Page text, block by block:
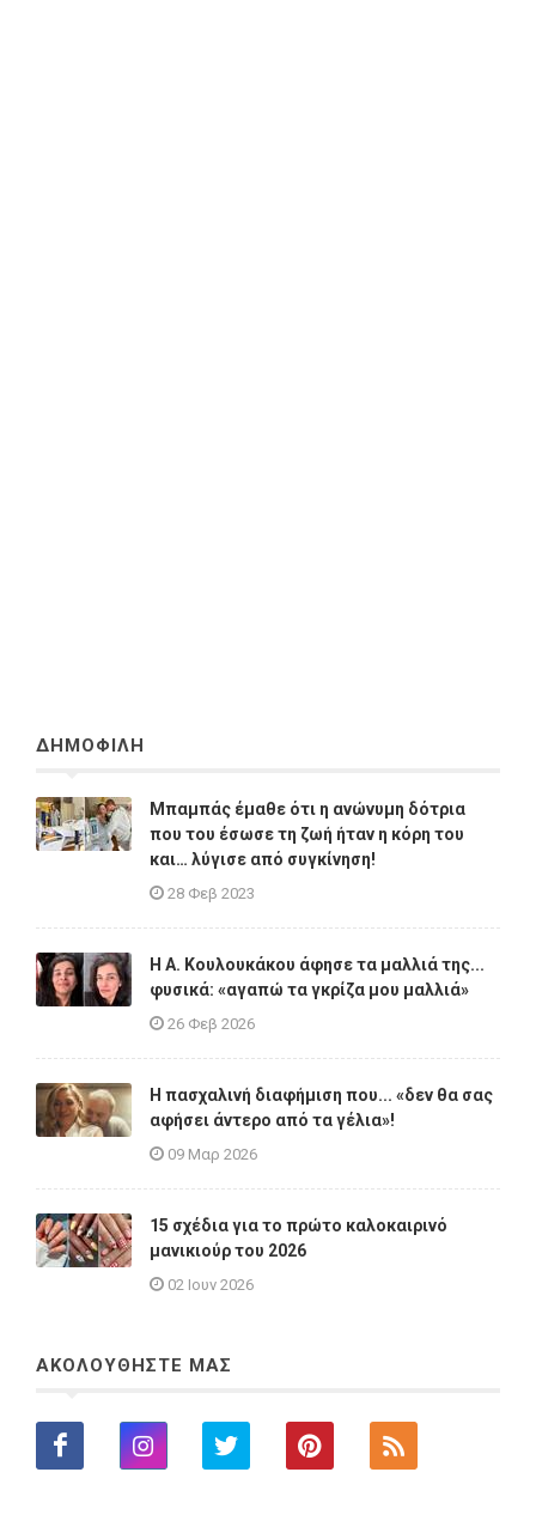
ΔΗΜΟΦΙΛΗ
Μπαμπάς έμαθε ότι η ανώνυμη δότρια
που του έσωσε τη ζωή ήταν η κόρη του
και… λύγισε από συγκίνηση!
28 Φεβ 2023
Η A. Κουλουκάκου άφησε τα μαλλιά της...
φυσικά: «αγαπώ τα γκρίζα μου μαλλιά»
26 Φεβ 2026
Η πασχαλινή διαφήμιση που... «δεν θα σας
αφήσει άντερο από τα γέλια»!
09 Μαρ 2026
15 σχέδια για το πρώτο καλοκαιρινό
μανικιούρ του 2026
02 Ιουν 2026
ΑΚΟΛΟΥΘΗΣΤΕ ΜΑΣ